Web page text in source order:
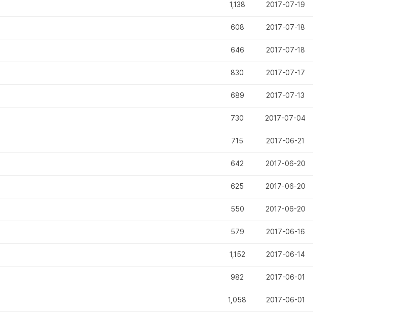
1,138 2017-07-19
608 2017-07-18
646 2017-07-18
830 2017-07-17
689 2017-07-13
730 2017-07-04
715 2017-06-21
642 2017-06-20
625 2017-06-20
550 2017-06-20
579 2017-06-16
1,152 2017-06-14
982 2017-06-01
1,058 2017-06-01